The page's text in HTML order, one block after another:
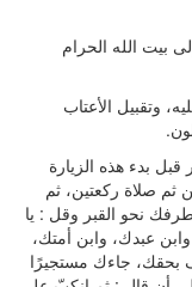
بيت الله الحرام
وتقبيل الأعتاب
بدء هذه الزيارة
ثم صلاة ركعتين، ثم
نحو القبر وقل : يا
عبدك، وابن أمتك،
بحقك، جاءك مستجيرًا